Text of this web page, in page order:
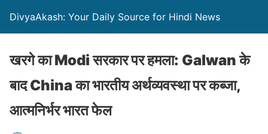
DivyaAkash: Your Daily Source for Hindi News
खरगे का Modi सरकार पर हमला: Galwan के
बाद China का भारतीय अर्थव्यवस्था पर कब्जा,
आत्मनिर्भर भारत फेल